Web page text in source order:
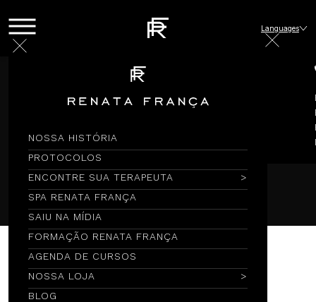
NOSSA HISTÓRIA
PROTOCOLOS
ENCONTRE SUA TERAPEUTA
SPA RENATA FRANÇA
SAIU NA MÍDIA
FORMAÇÃO RENATA FRANÇA
AGENDA DE CURSOS
NOSSA LOJA
BLOG
Languages
Encontre sua Terapeuta
Delphine Raineau
Técnicas
Drenagem